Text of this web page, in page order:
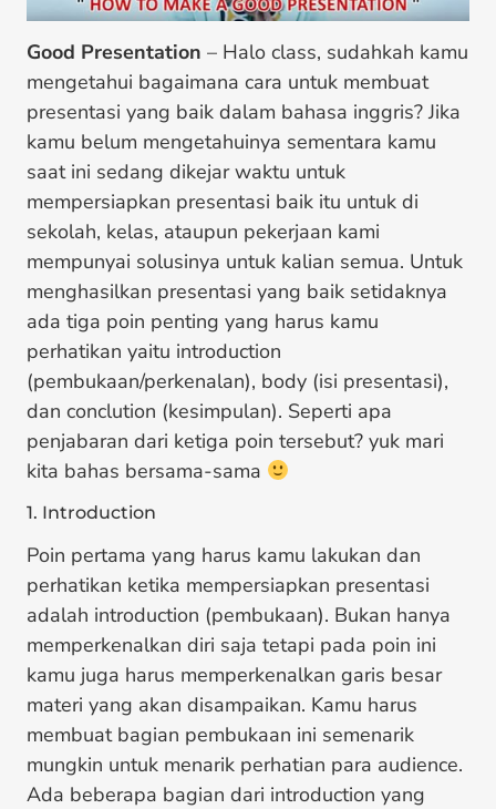
Good Presentation – Halo class, sudahkah kamu
mengetahui bagaimana cara untuk membuat
presentasi yang baik dalam bahasa inggris? Jika
kamu belum mengetahuinya sementara kamu
saat ini sedang dikejar waktu untuk
mempersiapkan presentasi baik itu untuk di
sekolah, kelas, ataupun pekerjaan kami
mempunyai solusinya untuk kalian semua. Untuk
menghasilkan presentasi yang baik setidaknya
ada tiga poin penting yang harus kamu
perhatikan yaitu introduction
(pembukaan/perkenalan), body (isi presentasi),
dan conclution (kesimpulan). Seperti apa
penjabaran dari ketiga poin tersebut? yuk mari
kita bahas bersama-sama
1. Introduction
Poin pertama yang harus kamu lakukan dan
perhatikan ketika mempersiapkan presentasi
adalah introduction (pembukaan). Bukan hanya
memperkenalkan diri saja tetapi pada poin ini
kamu juga harus memperkenalkan garis besar
materi yang akan disampaikan. Kamu harus
membuat bagian pembukaan ini semenarik
mungkin untuk menarik perhatian para audience.
Ada beberapa bagian dari introduction yang